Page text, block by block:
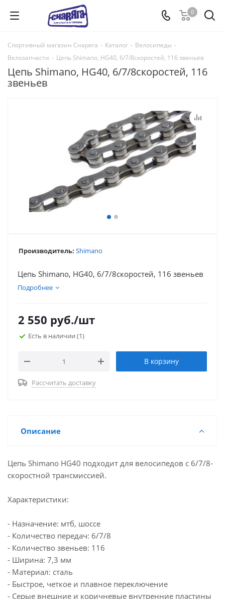
0
Спортивный магазин Снаряга - Каталог - Велосипеды -
Велозапчасти - Цепь Shimano, HG40, 6/7/8скоростей, 116 звеньев
Цепь Shimano, HG40, 6/7/8скоростей, 116
звеньев
Производитель: Shimano
Цепь Shimano, HG40, 6/7/8скоростей, 116 звеньев
Подробнее
2 550 руб./шт
Есть в наличии (1)
В корзину
Рассчитать доставку
Описание
Цепь Shimano HG40 подходит для велосипедов с 6/7/8-
скоростной трансмиссией.
Характеристики:
- Назначение: мтб, шоссе
- Количество передач: 6/7/8
- Количество звеньев: 116
- Ширина: 7,3 мм
- Материал: сталь
- Быстрое, четкое и плавное переключение
- Серые внешние и коричневые внутренние пластины